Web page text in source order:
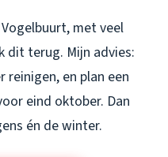
met veel
dit terug. Mijn advies:
en plan een
eind oktober. Dan
én de winter.